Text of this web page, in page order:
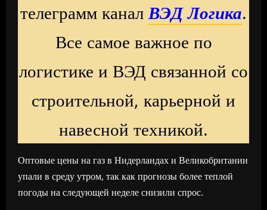
телеграмм каналВЭД Логика.
Все самое важное по
логистике и ВЭД связанной со
строительной, карьерной и
навесной техникой.
Оптовые цены на газ в Нидерландах и Великобритании
упали в среду утром, так как прогнозы более теплой
погоды на следующей неделе снизили спрос.